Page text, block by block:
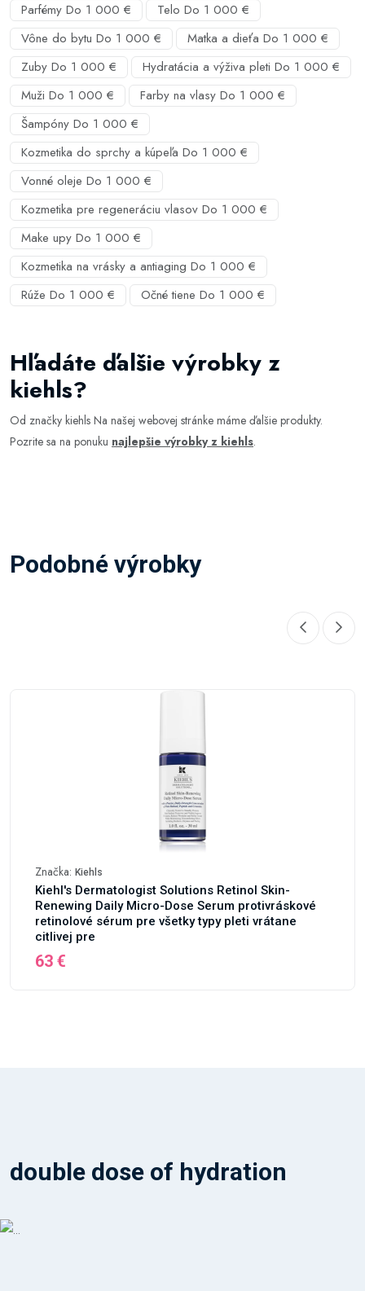
Parfémy Do 1 000 €
Telo Do 1 000 €
Vône do bytu Do 1 000 €
Matka a dieťa Do 1 000 €
Zuby Do 1 000 €
Hydratácia a výživa pleti Do 1 000 €
Muži Do 1 000 €
Farby na vlasy Do 1 000 €
Šampóny Do 1 000 €
Kozmetika do sprchy a kúpeľa Do 1 000 €
Vonné oleje Do 1 000 €
Kozmetika pre regeneráciu vlasov Do 1 000 €
Make upy Do 1 000 €
Kozmetika na vrásky a antiaging Do 1 000 €
Rúže Do 1 000 €
Očné tiene Do 1 000 €
Hľadáte ďalšie výrobky z
kiehls?
Od značky kiehls Na našej webovej stránke máme ďalšie produkty.
Pozrite sa na ponuku najlepšie výrobky z kiehls.
Podobné výrobky
Značka: Kiehls
Kiehl's Dermatologist Solutions Retinol Skin-
Renewing Daily Micro-Dose Serum protivráskové
retinolové sérum pre všetky typy pleti vrátane
citlivej pre
63 €
double dose of hydration